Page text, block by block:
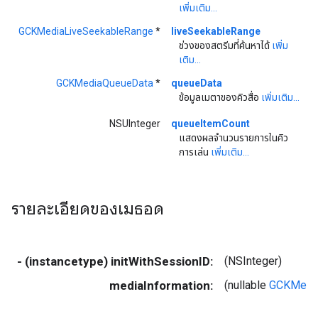
เพิ่มเติม...
GCKMediaLiveSeekableRange *
liveSeekableRange
ช่วงของสตรีมที่ค้นหาได้ เพิ่ม
เติม...
GCKMediaQueueData *
queueData
ข้อมูลเมตาของคิวสื่อ เพิ่มเติม...
NSUInteger
queueItemCount
แสดงผลจำนวนรายการในคิว
การเล่น เพิ่มเติม...
รายละเอียดของเมธอด
- (instancetype) initWithSessionID: (NSInteger)
mediaInformation: (nullable